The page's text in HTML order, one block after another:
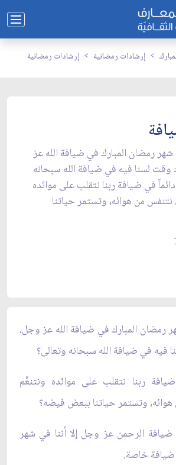
إرشادات رمضانية إرشادات رمضانية
شهر رمضان المبارك في ضيافة الله عز
لسنا فيه في ضيافة الله سبحانه
في ضيافة ربنا نتقلب على موائده
نتنفس من هوائه، وتستمر حياتنا
رمضان المبارك في ضيافة الله عز وجل،
في ضيافة الله سبحانه وتعالى؟
ربنا نتقلب على موائده ونتنعَّم
هوائه، وتستمر حياتنا ببعض فيضه؟
الرحمن عز وجل إلا أننا في شهر
ضيافة خاصة.